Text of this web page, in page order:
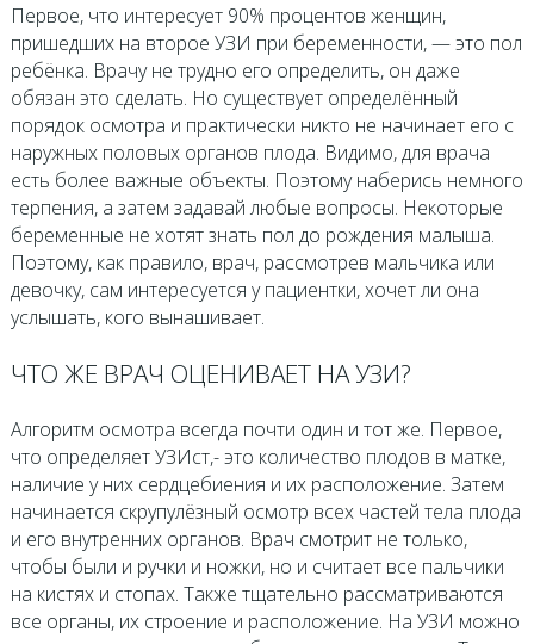
Первое, что интересует 90% процентов женщин,
пришедших на второе УЗИ при беременности, — это пол
ребёнка. Врачу не трудно его определить, он даже
обязан это сделать. Но существует определённый
порядок осмотра и практически никто не начинает его с
наружных половых органов плода. Видимо, для врача
есть более важные объекты. Поэтому наберись немного
терпения, а затем задавай любые вопросы. Некоторые
беременные не хотят знать пол до рождения малыша.
Поэтому, как правило, врач, рассмотрев мальчика или
девочку, сам интересуется у пациентки, хочет ли она
услышать, кого вынашивает.
ЧТО ЖЕ ВРАЧ ОЦЕНИВАЕТ НА УЗИ?
Алгоритм осмотра всегда почти один и тот же. Первое,
что определяет УЗИст,- это количество плодов в матке,
наличие у них сердцебиения и их расположение. Затем
начинается скрупулёзный осмотр всех частей тела плода
и его внутренних органов. Врач смотрит не только,
чтобы были и ручки и ножки, но и считает все пальчики
на кистях и стопах. Также тщательно рассматриваются
все органы, их строение и расположение. На УЗИ можно